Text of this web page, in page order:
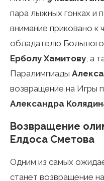
пара лыжных гонках и
внимание приковано к
обладателю Большого
Ерболу Хамитову, а
Паралимпиады
возвращение на Игры
Александра
Возвращение
Елдоса Сметова
Одним из самых
станет возвращение